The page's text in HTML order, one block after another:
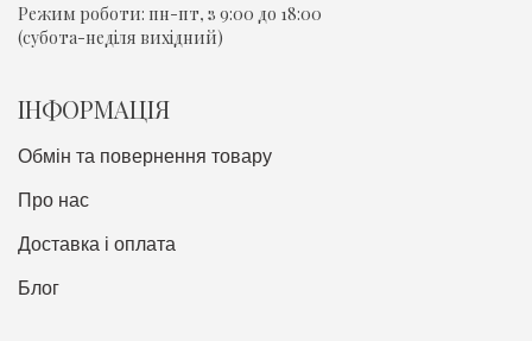
Режим роботи: пн-пт, з 9:00 до 18:00
(субота-неділя вихідний)
ІНФОРМАЦІЯ
Обмін та повернення товару
Про нас
Доставка i оплата
Блог